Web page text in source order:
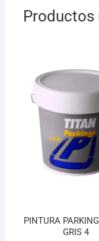
Productos
PINTURA
GRIS 4